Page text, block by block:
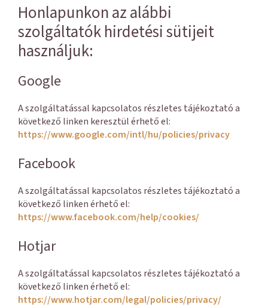
Honlapunkon az alábbi
szolgáltatók hirdetési sütijeit
használjuk:
Google
A szolgáltatással kapcsolatos részletes tájékoztató a
következő linken keresztül érhető el:
https://www.google.com/intl/hu/policies/privacy
Facebook
A szolgáltatással kapcsolatos részletes tájékoztató a
következő linken érhető el:
https://www.facebook.com/help/cookies/
Hotjar
A szolgáltatással kapcsolatos részletes tájékoztató a
következő linken érhető el:
https://www.hotjar.com/legal/policies/privacy/